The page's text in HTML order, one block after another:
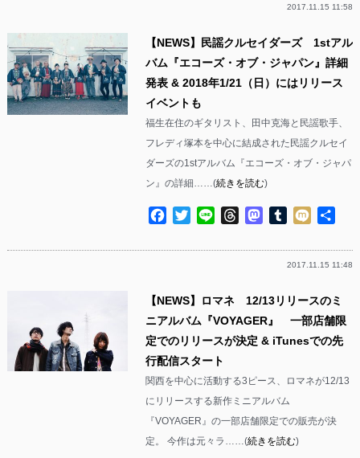
2017.11.15 11:58
【NEWS】民謡クルセイダーズ 1stアル
バム『エコーズ・オブ・ジャパン』詳細
発表 & 2018年1/21（日）にはリリース
イベントも
福生在住のギタリスト、田中克海と民謡歌手、
フレディ塚本を中心に結成された民謡クルセイ
ダーズの1stアルバム『エコーズ・オブ・ジャパ
ン』の詳細……(続きを読む)
Facebook
TwitterLine ThreadsMastodon
Tumblr
Mixi
2017.11.15 11:48
【NEWS】ロマネ 12/13リリースのミ
ニアルバム『VOYAGER』 一部店舗限
定でのリリースが決定 & iTunesでの先
行配信スタート
関西を中心に活動する3ピース、ロマネが12/13
にリリースする新作ミニアルバム
『VOYAGER』の一部店舗限定での販売が決
定。 今作は元々ラ……(続きを読む)